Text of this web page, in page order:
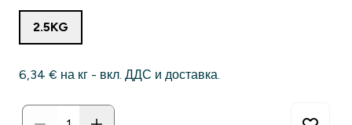
2.5KG
6,34 €‎ на кг - вкл. ДДС и доставка.